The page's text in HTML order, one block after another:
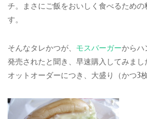
チ。まさにご飯をおいしく食べるための
す。
そんなタレかつが、 モスバーガーからハ
発売されたと聞き、早速購入してみまし
オットオーダーにつき、大盛り（かつ3